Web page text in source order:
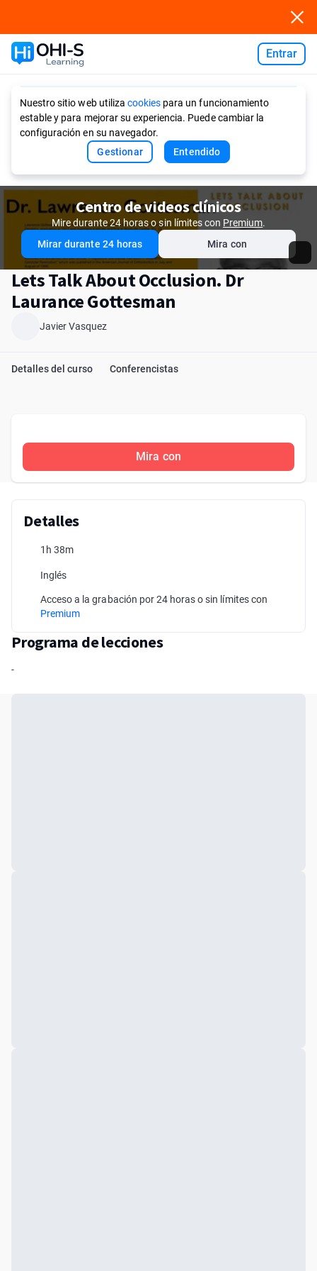
Entrar
Nuestro sitio web utiliza cookies para un funcionamiento
estable y para mejorar su experiencia. Puede cambiar la
configuración en su navegador.
Gestionar
Entendido
Centro de videos clínicos
Mire durante 24 horas o sin límites con Premium.
Mirar durante 24 horas
Mira con
Lets Talk About Occlusion. Dr
Laurance Gottesman
Javier Vasquez
Detalles del curso Conferencistas
Mira con
Detalles
1h 38m
Inglés
Acceso a la grabación por 24 horas o sin límites con
Premium
Programa de lecciones
-